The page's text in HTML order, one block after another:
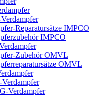
Reparatursätze IMPCO
IMPCO
Zubehör OMVL
OMVL
Verdampfer